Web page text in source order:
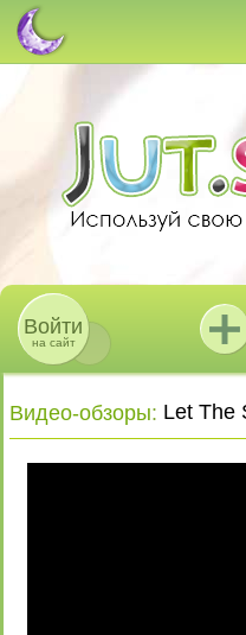
Войти
на сайт
Видео-обзоры: Let The